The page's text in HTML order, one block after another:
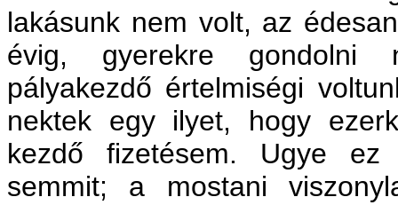
lakásunk nem volt, az
évig, gyerekre gondolni
pályakezdő értelmiségi
nektek egy ilyet, hogy
kezdő fizetésem. Ugye
semmit; a mostani